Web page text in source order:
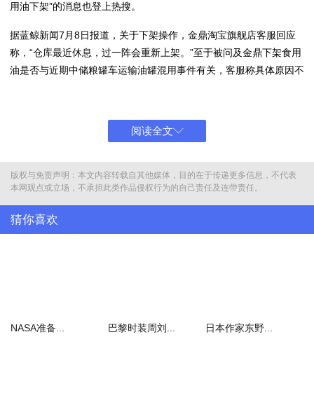
用油下架”的消息也登上热搜。
据蓝鲸新闻7月8日报道，关于下架操作，金鼎淘宝旗舰店客服回应
称，“仓库最近休息，过一阵会重新上架。”至于被问及金鼎下架食用
油是否与近期中储粮罐车运输油罐混用事件有关，客服称具体原因不
各平台客服回应
相关食用油产品仍可正常购买
所有产品已经下架。客服向记者回应称，下架原因是仓库调整，过一
阅读全文
版权与免责声明：本文内容转载自其他媒体，目的在于传递更多信息，不代表
本网观点或立场，不承担此类作品侵权行为的自己责任及连带责任。
猜你喜欢
NASA准备... 巴黎时装周刘... 日本作家东野...